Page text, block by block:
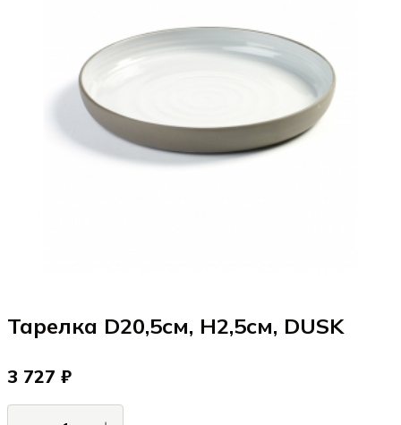
Тарелка D20,5см, H2,5см, DUSK
3 727 ₽